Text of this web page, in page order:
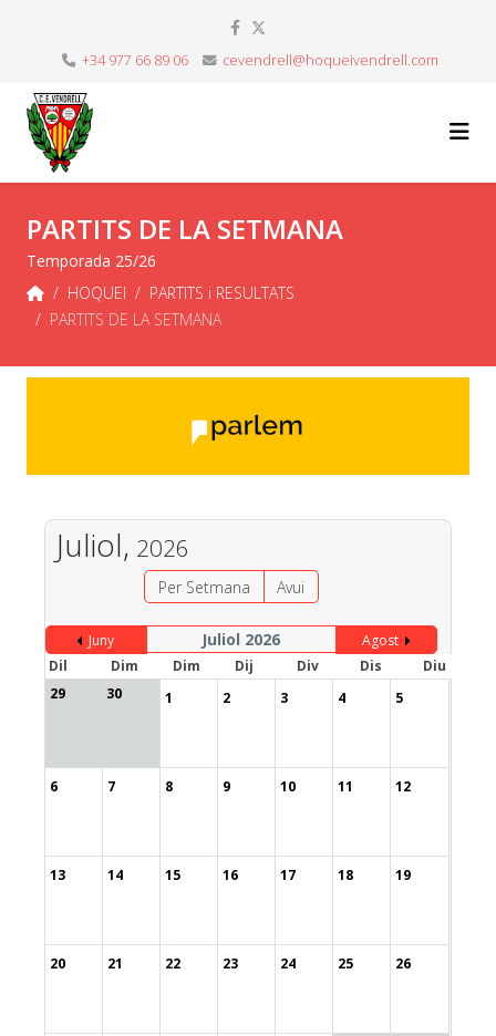
+34 977 66 89 06 cevendrell@hoqueivendrell.com
PARTITS DE LA SETMANA
Temporada 25/26
HOQUEI
PARTITS i RESULTATS
PARTITS DE LA SETMANA
Juliol, 2026
Per Setmana Avui
Juny Juliol 2026
Agost
Dil
Dim Dim Dij Div Dis
Diu
29
30 1 2 3 4 5
6 7 8 9 10 11 12
13 14 15 16 17 18 19
20 21 22 23 24 25 26